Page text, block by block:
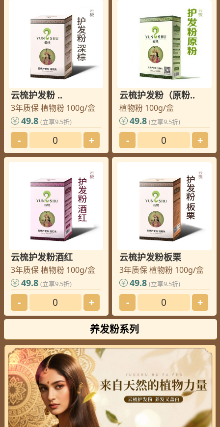
云梳护发粉 ..
3年质保 植物粉 100g/盒
49.8 (立享9.5折)
- +
云梳护发粉（原粉..
植物粉 100g/盒
49.8 (立享9.5折)
- +
云梳护发粉酒红
3年质保 植物粉 100g/盒
49.8 (立享9.5折)
- +
云梳护发粉板栗
3年质保 植物粉 100g/盒
49.8 (立享9.5折)
- +
养发粉系列